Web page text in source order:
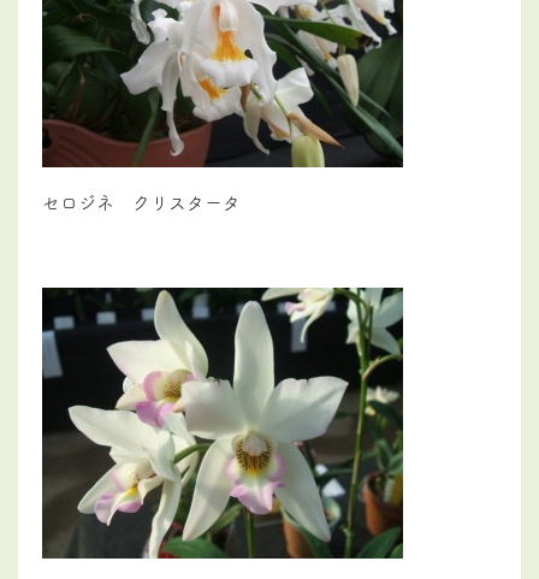
セロジネ クリスタータ